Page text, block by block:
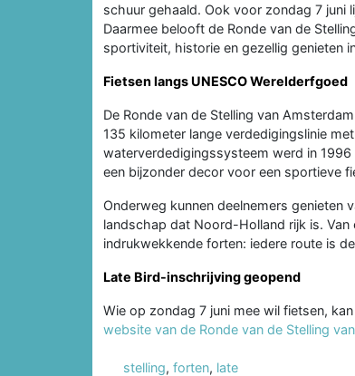
schuur gehaald. Ook voor zondag 7
Daarmee belooft de Ronde van de
sportiviteit, historie en gezellig genieten
Fietsen langs UNESCO Werelderfgoed
De Ronde van de Stelling van
135 kilometer lange verdedigingslinie
waterverdedigingssysteem werd in
een bijzonder decor voor een sportieve
Onderweg kunnen deelnemers
landschap dat Noord-Holland rijk is.
indrukwekkende forten: iedere route is
Late Bird-inschrijving geopend
Wie op zondag 7 juni mee wil fietsen,
website van de Ronde van de Stelling
stelling, forten, late